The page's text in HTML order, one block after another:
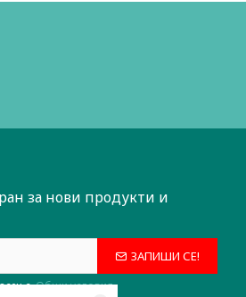
за нови продукти и
ЗАПИШИ СЕ!
сОбщи условия